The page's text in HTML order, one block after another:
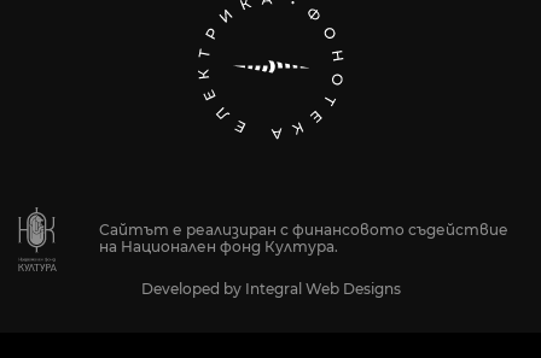
Сайтът е реализиран с финансовото съдействие
на Национален фонд Култура.
Developed by Integral Web Designs